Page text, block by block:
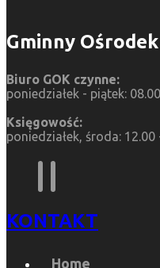
Gminny
Biuro GOK czynne:
poniedziałek - piątek:
Księgowość:
poniedziałek, środa: 12.00
KONTAKT
Home